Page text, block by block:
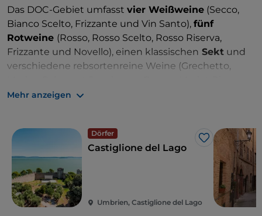
Das DOC-Gebiet umfasst vier Weißweine (Secco,
Bianco Scelto, Frizzante und Vin Santo), fünf
Rotweine (Rosso, Rosso Scelto, Rosso Riserva,
Frizzante und Novello), einen klassischen Sekt und
verschiedene rebsortenreine Weine (Grechetto,
Cabernet Sauvignon Riserva und Gamay Riserva).
verwechseln ist, sondern schon seit langem im
Gebiet des
Trasimenischen Sees angebaut wird.
Nach einigen Studien handelt es sich um die gleiche
Rebsorte, die auf Sardinien als Cannonau, in
Venetien als Tai Rosso, in Frankreich als Grenache
und in Spanien als Garnacha bekannt ist. Es gibt
Mehr anzeigen
Dörfer
Like
Castiglione del Lago
Umbrien, Castiglione del Lago